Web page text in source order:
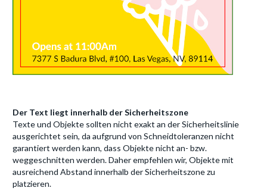
Der Text liegt innerhalb der Sicherheitszone
Texte und Objekte sollten nicht exakt an der Sicherheitslinie
ausgerichtet sein, da aufgrund von Schneidtoleranzen nicht
garantiert werden kann, dass Objekte nicht an- bzw.
weggeschnitten werden. Daher empfehlen wir, Objekte mit
ausreichend Abstand innerhalb der Sicherheitszone zu
platzieren.